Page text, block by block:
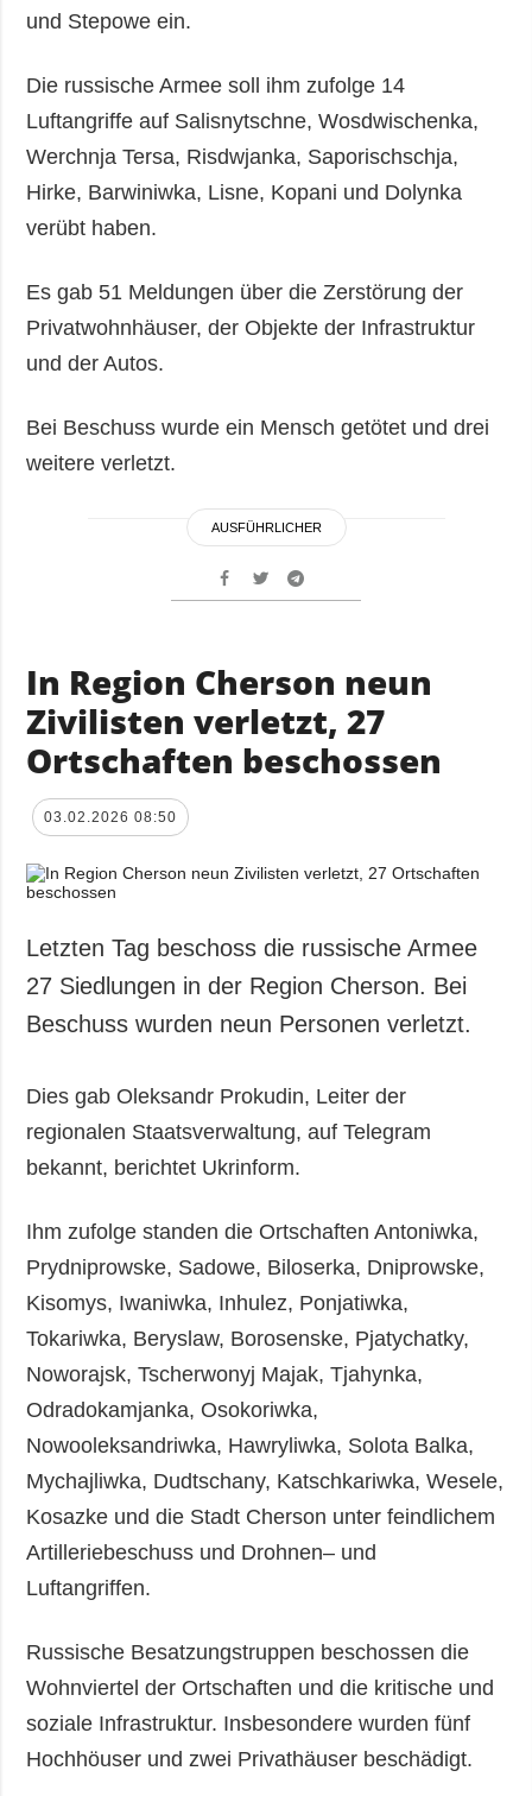
und Stepowe ein.
Die russische Armee soll ihm zufolge 14
Luftangriffe auf Salisnytschne, Wosdwischenka,
Werchnja Tersa, Risdwjanka, Saporischschja,
Hirke, Barwiniwka, Lisne, Kopani und Dolynka
verübt haben.
Es gab 51 Meldungen über die Zerstörung der
Privatwohnhäuser, der Objekte der Infrastruktur
und der Autos.
Bei Beschuss wurde ein Mensch getötet und drei
weitere verletzt.
AUSFÜHRLICHER
In Region Cherson neun
Zivilisten verletzt, 27
Ortschaften beschossen
03.02.2026 08:50
Letzten Tag beschoss die russische Armee
27 Siedlungen in der Region Cherson. Bei
Beschuss wurden neun Personen verletzt.
Dies gab Oleksandr Prokudin, Leiter der
regionalen Staatsverwaltung, auf Telegram
bekannt, berichtet Ukrinform.
Ihm zufolge standen die Ortschaften Antoniwka,
Prydniprowske, Sadowe, Biloserka, Dniprowske,
Kisomys, Iwaniwka, Inhulez, Ponjatiwka,
Tokariwka, Beryslaw, Borosenske, Pjatychatky,
Noworajsk, Tscherwonyj Majak, Tjahynka,
Odradokamjanka, Osokoriwka,
Nowooleksandriwka, Hawryliwka, Solota Balka,
Mychajliwka, Dudtschany, Katschkariwka, Wesele,
Kosazke und die Stadt Cherson unter feindlichem
Artilleriebeschuss und Drohnen– und
Luftangriffen.
Russische Besatzungstruppen beschossen die
Wohnviertel der Ortschaften und die kritische und
soziale Infrastruktur. Insbesondere wurden fünf
Hochhöuser und zwei Privathäuser beschädigt.